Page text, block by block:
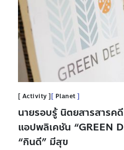
Activity Planet
นายรอบรู้ นิตยสารสารค
แอปพลิเคชัน “GREEN
“กินดี” มีสุข